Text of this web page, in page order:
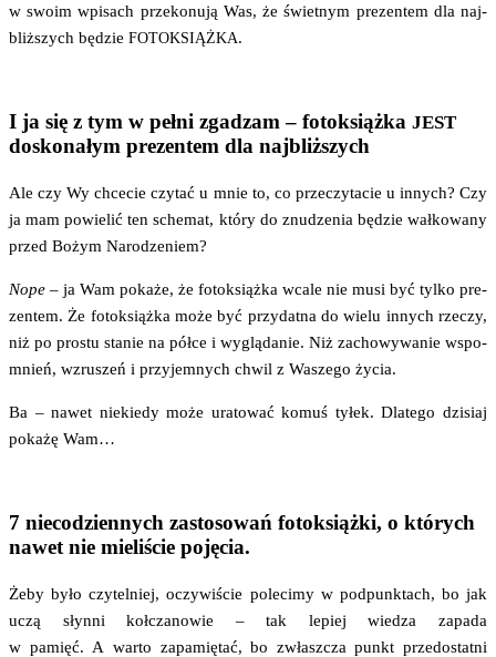
w swo­im wpi­sach prze­ko­nu­ją Was, że świet­nym pre­zen­tem dla naj­
bliż­szych będzie FOTOKSIĄŻKA.
I ja się z tym w pełni zgadzam – fotoksiążka JEST
doskonałym prezentem dla najbliższych
Ale czy Wy chce­cie czy­tać u mnie to, co prze­czy­ta­cie u innych? Czy
ja mam powie­lić ten sche­mat, któ­ry do znu­dze­nia będzie wał­ko­wa­ny
przed Bożym Narodzeniem?
Nope – ja Wam poka­że, że fotok­siąż­ka wca­le nie musi być tyl­ko pre­
zen­tem. Że fotok­siąż­ka może być przy­dat­na do wie­lu innych rze­czy,
niż po pro­stu sta­nie na pół­ce i wyglą­da­nie. Niż zacho­wy­wa­nie wspo­
mnień, wzru­szeń i przy­jem­nych chwil z Wasze­go życia.
Ba – nawet nie­kie­dy może ura­to­wać komuś tyłek. Dla­te­go dzi­siaj
poka­żę Wam…
7 niecodziennych zastosowań fotoksiążki, o których
nawet nie mieliście pojęcia.
Żeby było czy­tel­niej, oczy­wi­ście pole­ci­my w pod­punk­tach, bo jak
uczą słyn­ni koł­cza­no­wie – tak lepiej wie­dza zapa­da
w pamięć. A war­to zapa­mię­tać, bo zwłasz­cza punkt przed­ostat­ni